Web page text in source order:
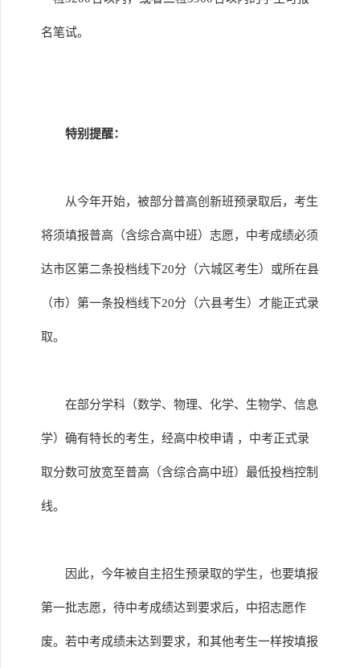
名笔试。
特别提醒：
从今年开始，被部分普高创新班预录取后，考生
将须填报普高（含综合高中班）志愿，中考成绩必须
达市区第二条投档线下20分（六城区考生）或所在县
（市）第一条投档线下20分（六县考生）才能正式录
取。
在部分学科（数学、物理、化学、生物学、信息
学）确有特长的考生，经高中校申请 ，中考正式录
取分数可放宽至普高（含综合高中班）最低投档控制
线。
因此，今年被自主招生预录取的学生，也要填报
第一批志愿，待中考成绩达到要求后，中招志愿作
废。若中考成绩未达到要求，和其他考生一样按填报